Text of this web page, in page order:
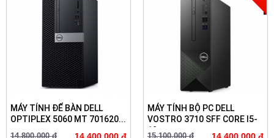
MÁY TÍNH ĐỂ BÀN DELL
OPTIPLEX 5060 MT 701620...
14.800.000 đ
MÁY TÍNH BỘ PC DELL
VOSTRO 3710 SFF CORE I5-
12...
15.100.000 đ